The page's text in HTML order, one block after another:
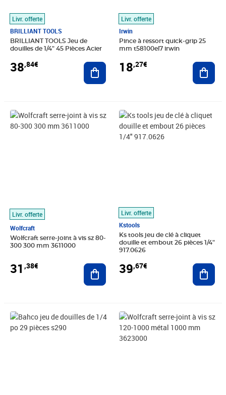
Livr. offerte
BRILLIANT TOOLS
BRILLIANT TOOLS Jeu de
douilles de 1/4" 45 Pièces Acier
38,84€ Ajouter au panier
Livr. offerte
Irwin
Pince à ressort quick-grip 25
mm t58100el7 irwin
18,27€
Livr. offerte
Wolfcraft
Wolfcraft serre-joint à vis sz 80-
300 300 mm 3611000
31 ,38€
Prix 31,38€
Ajouter au panier
Livr. offerte
Kstools
Ks tools jeu de clé à cliquet
douille et embout 26 pièces 1/4"
917.0626
39,67€
Prix 39,67€
Prix barré 90,99€
Prix 74,24€ Prix 63,43€